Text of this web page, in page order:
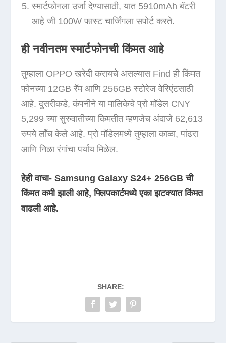
स्मार्टफोनला उर्जा देण्यासाठी, यात 5910mAh बॅटरी
आहे जी 100W फास्ट चार्जिंगला सपोर्ट करते.
ही नवीनतम स्मार्टफोनची किंमत आहे
तुम्हाला OPPO खरेदी करायचे असल्यास Find ही किंमत
फोनच्या 12GB रॅम आणि 256GB स्टोरेज वेरिएंटसाठी
आहे. दुसरीकडे, कंपनीने या मालिकेचे प्रो मॉडेल CNY
5,299 च्या सुरुवातीच्या किमतीत म्हणजेच अंदाजे 62,613
रुपये लाँच केले आहे. प्रो मॉडेलमध्ये तुम्हाला काळा, पांढरा
आणि निळा रंगांचा पर्याय मिळेल.
हेही वाचा- Samsung Galaxy S24+ 256GB ची
किंमत कमी झाली आहे, फ्लिपकार्टमध्ये एका झटक्यात किंमत
वाढली आहे.
SHARE: